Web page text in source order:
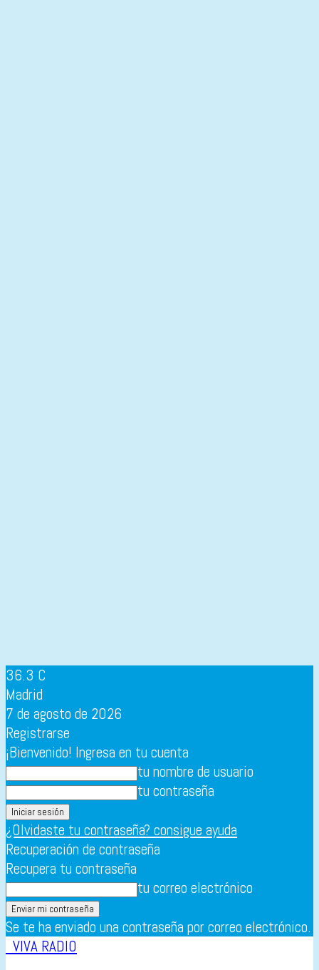
36.3 C
Madrid
7 de agosto de 2026
Registrarse
¡Bienvenido! Ingresa en tu cuenta
tu nombre de usuario
tu contraseña
¿Olvidaste tu contraseña? consigue ayuda
Recuperación de contraseña
Recupera tu contraseña
tu correo electrónico
Se te ha enviado una contraseña por correo electrónico.
VIVA RADIO